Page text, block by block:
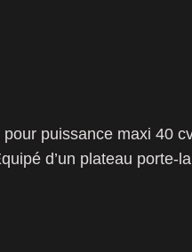
puissance maxi 40
d’un plateau porte-